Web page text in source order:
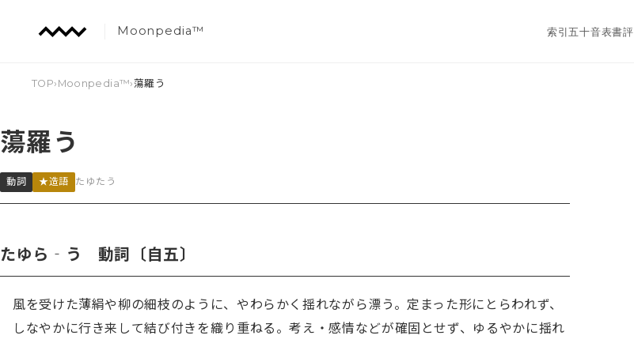
Moonpedia™ 索引五十音表書評
TOP› Moonpedia™›蕩羅う
蕩羅う
動詞 ★造語 たゆたう
たゆら‐う 動詞〔自五〕
風を受けた薄絹や柳の細枝のように、やわらかく揺れながら漂う。定まった形にとらわれず、
しなやかに行き来して結び付きを織り重ねる。考え・感情などが確固とせず、ゆるやかに揺れ